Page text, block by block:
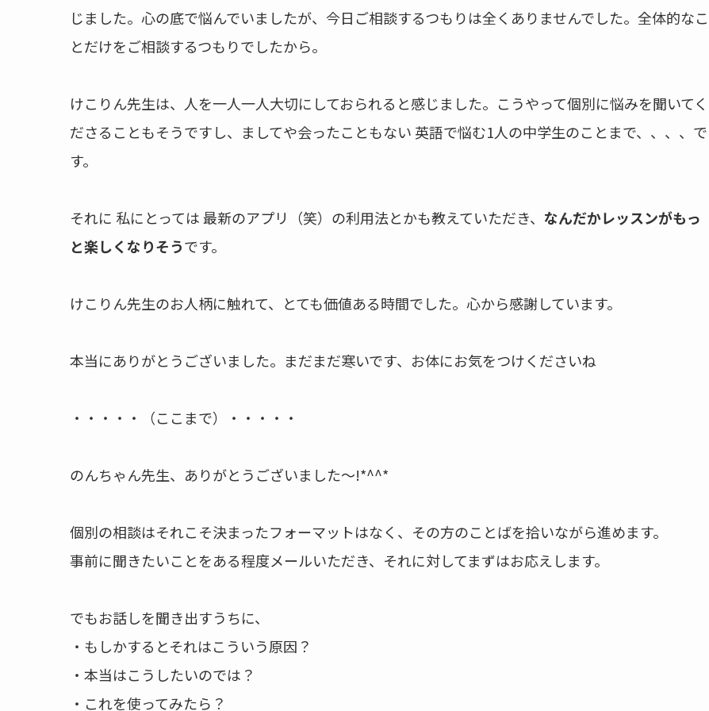
じました。心の底で悩んでいましたが、今日ご相談するつもりは全くありませんでした。全体的なこ
とだけをご相談するつもりでしたから。
けこりん先生は、人を一人一人大切にしておられると感じました。こうやって個別に悩みを聞いてく
ださることもそうですし、ましてや会ったこともない 英語で悩む1人の中学生のことまで、、、、で
す。
それに 私にとっては 最新のアプリ（笑）の利用法とかも教えていただき、 なんだかレッスンがもっ
と楽しくなりそうです。
けこりん先生のお人柄に触れて、とても価値ある時間でした。心から感謝しています。
本当にありがとうございました。まだまだ寒いです、お体にお気をつけくださいね
・・・・・（ここまで）・・・・・
のんちゃん先生、ありがとうございました～!*^^*
個別の相談はそれこそ決まったフォーマットはなく、その方のことばを拾いながら進めます。
事前に聞きたいことをある程度メールいただき、それに対してまずはお応えします。
でもお話しを聞き出すうちに、
・もしかするとそれはこういう原因？
・本当はこうしたいのでは？
・これを使ってみたら？